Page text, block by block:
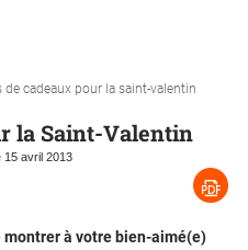
de cadeaux pour la saint-valentin
la Saint-Valentin
15 avril 2013
montrer à votre bien-aimé(e)